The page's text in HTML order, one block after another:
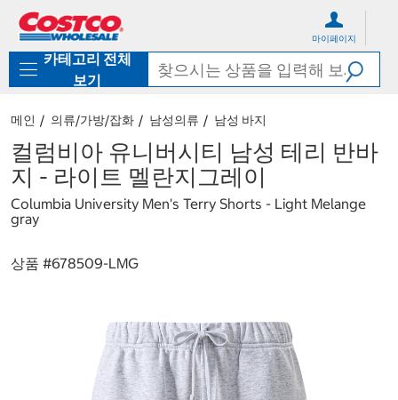
로
기
가
마이페이지
카테고리 전체
보기
메인 의류/가방/잡화 남성의류 남성 바지
컬럼비아 유니버시티 남성 테리 반바
지 - 라이트 멜란지그레이
Columbia University Men's Terry Shorts - Light Melange
gray
상품 #678509-LMG